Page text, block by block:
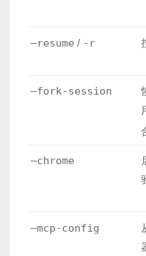
–resume / -r
–fork-session
–chrome
–mcp-config